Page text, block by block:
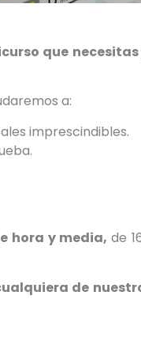
que
a:
imprescindibles.
hora y media,de
de